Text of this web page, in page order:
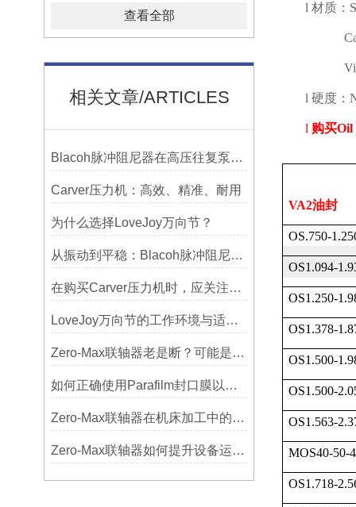
查看全部
相关文章/ARTICLES
Blacoh脉冲阻尼器在高压往复泵系统中的应用
Carver压力机：高效、精准、耐用
为什么选择LoveJoy万向节？
从振动到平稳：Blacoh脉冲阻尼器在泵系统中的应用
在购买Carver压力机时，应关注哪些性能指标？
LoveJoy万向节的工作环境与适用范围
Zero-Max联轴器老是断？可能是选型没考虑径向偏差
如何正确使用Parafilm封口膜以确保实验结果的准确性？
Zero-Max联轴器在机床加工中的应用及精度保证方法
Zero-Max联轴器如何提升设备运行精度？
l 材质：
l 硬度：
l 购买Oil
VA2油封
OS.750-
OS1.094-
OS1.250-
OS1.378-
OS1.500-
OS1.500-
OS1.563-
MOS40-50-
OS1.718-